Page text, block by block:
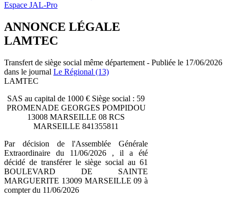
Espace JAL-Pro
ANNONCE LÉGALE
LAMTEC
Transfert de siège social même département - Publiée le 17/06/2026
dans le journal Le Régional (13)
LAMTEC
SAS au capital de 1000 € Siège social : 59
PROMENADE GEORGES POMPIDOU
13008 MARSEILLE 08 RCS
MARSEILLE 841355811
Par décision de l'Assemblée Générale
Extraordinaire du 11/06/2026 , il a été
décidé de transférer le siège social au 61
BOULEVARD DE SAINTE
MARGUERITE 13009 MARSEILLE 09 à
compter du 11/06/2026